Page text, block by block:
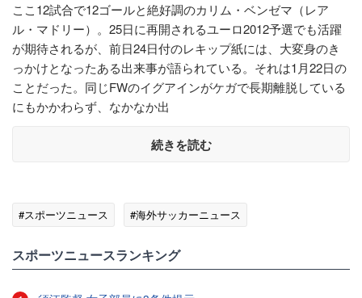
ここ12試合で12ゴールと絶好調のカリム・ベンゼマ（レア
ル・マドリー）。25日に再開されるユーロ2012予選でも活躍
が期待されるが、前日24日付のレキップ紙には、大変身のき
っかけとなったある出来事が語られている。それは1月22日の
ことだった。同じFWのイグアインがケガで長期離脱している
にもかかわらず、なかなか出
続きを読む
#スポーツニュース #海外サッカーニュース
スポーツニュースランキング